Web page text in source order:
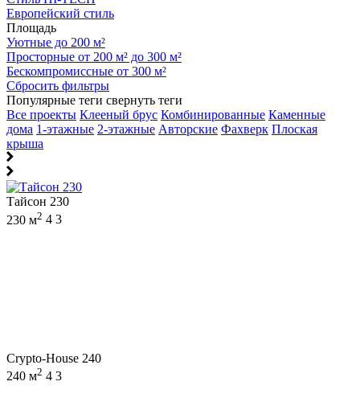
Европейский стиль
Площадь
Уютные до 200 м²
Просторные от 200 м² до 300 м²
Бескомпромиссные от 300 м²
Сбросить фильтры
Популярные теги свернуть теги
Все проекты Клееный брус Комбинированные Каменные
дома 1-этажные 2-этажные Авторские Фахверк Плоская
крыша
Тайсон 230
230 м2 4 3
Crypto-House 240
240 м2 4 3